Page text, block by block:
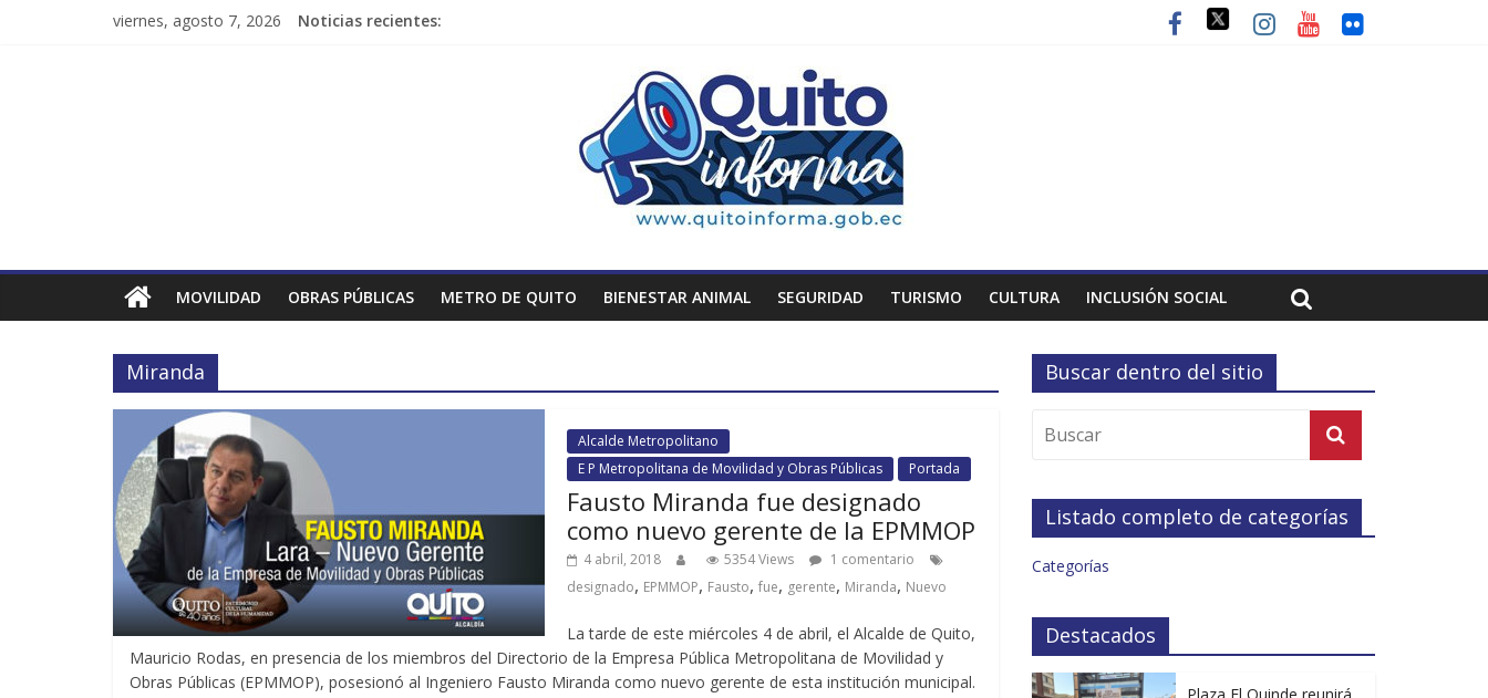
viernes, agosto 7, 2026 Noticias recientes:
MOVILIDAD OBRAS PÚBLICAS METRO DE QUITO BIENESTAR ANIMAL SEGURIDAD TURISMO CULTURA INCLUSIÓN SOCIAL
Miranda
Alcalde Metropolitano
E P Metropolitana de Movilidad y Obras Públicas
Portada
Fausto Miranda fue designado
como nuevo gerente de la EPMMOP
4 abril, 2018 5354 Views
1 comentario
designado, EPMMOP, Fausto, fue, gerente, Miranda, Nuevo
La tarde de este miércoles 4 de abril, el Alcalde de Quito,
Mauricio Rodas, en presencia de los miembros del Directorio de la Empresa Pública Metropolitana de Movilidad y
Obras Públicas (EPMMOP), posesionó al Ingeniero Fausto Miranda como nuevo gerente de esta institución municipal.
Buscar dentro del sitio
Listado completo de categorías
Categorías
Destacados